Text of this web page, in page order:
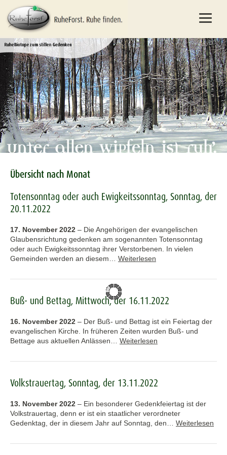
Übersicht nach Monat
Totensonntag oder auch Ewigkeitssonntag, Sonntag, der
20.11.2022
17. November 2022 – Die Angehörigen der evangelischen
Glaubensrichtung gedenken am sogenannten Totensonntag
oder auch Ewigkeitssonntag ihrer Verstorbenen. In vielen
Gemeinden werden an diesem… Weiterlesen
Buß- und Bettag, Mittwoch, der 16.11.2022
16. November 2022 – Der Buß- und Bettag ist ein Feiertag der
evangelischen Kirche. In früheren Zeiten wurden Buß- und
Bettage aus aktuellen Anlässen… Weiterlesen
Volkstrauertag, Sonntag, der 13.11.2022
13. November 2022 – Ein besonderer Gedenkfeiertag ist der
Volkstrauertag, denn er ist ein staatlicher verordneter
Gedenktag, der in diesem Jahr auf Sonntag, den… Weiterlesen